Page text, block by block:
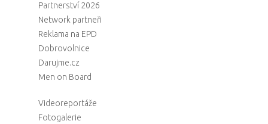
Partnerství 2026
Network partneři
Reklama na EPD
Dobrovolnice
Darujme.cz
Men on Board
Videoreportáže
Fotogalerie